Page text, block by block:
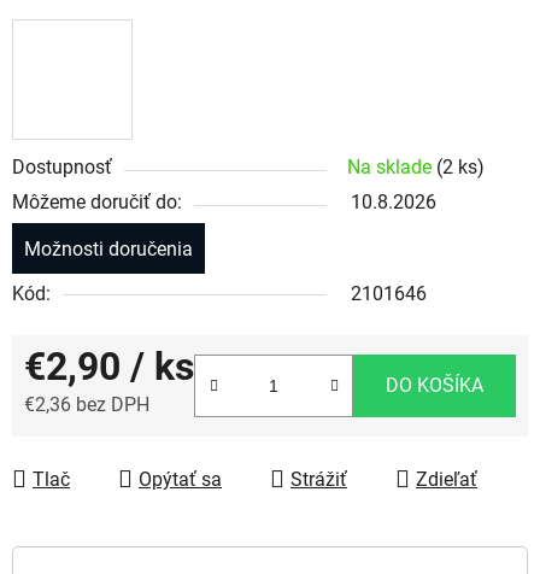
Dostupnosť Na sklade (2 ks)
Môžeme doručiť do:
10.8.2026
Možnosti doručenia
Kód:
2101646
€2,90 / ks
€2,36 bez DPH
DO KOŠÍKA
Tlač Opýtať sa Strážiť Zdieľať